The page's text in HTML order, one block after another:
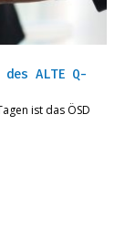
ALTE Q-
ist das ÖSD